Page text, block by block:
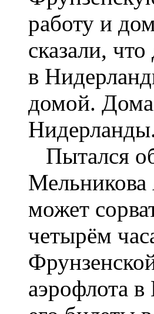
работу и
сказали,
в
домой. Дома
Пытался
Мельникова
может
четырём
аэрофлота